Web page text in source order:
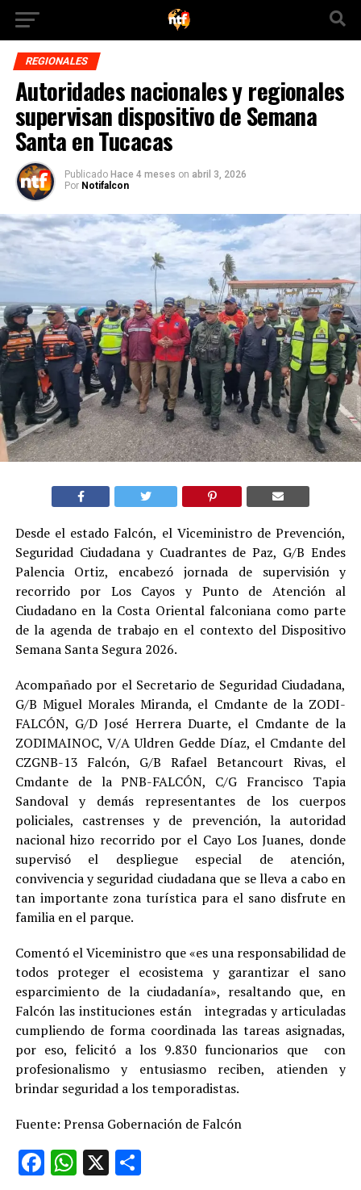
REGIONALES
Autoridades nacionales y regionales
supervisan dispositivo de Semana
Santa en Tucacas
Publicado Hace 4 meses on abril 3, 2026
Por Notifalcon
Desde el estado Falcón, el Viceministro de Prevención,
Seguridad Ciudadana y Cuadrantes de Paz, G/B Endes
Palencia Ortiz, encabezó jornada de supervisión y
recorrido por Los Cayos y Punto de Atención al
Ciudadano en la Costa Oriental falconiana como parte
de la agenda de trabajo en el contexto del Dispositivo
Semana Santa Segura 2026.
Acompañado por el Secretario de Seguridad Ciudadana,
G/B Miguel Morales Miranda, el Cmdante de la ZODI-
FALCÓN, G/D José Herrera Duarte, el Cmdante de la
ZODIMAINOC, V/A Uldren Gedde Díaz, el Cmdante del
CZGNB-13 Falcón, G/B Rafael Betancourt Rivas, el
Cmdante de la PNB-FALCÓN, C/G Francisco Tapia
Sandoval y demás representantes de los cuerpos
policiales, castrenses y de prevención, la autoridad
nacional hizo recorrido por el Cayo Los Juanes, donde
supervisó el despliegue especial de atención,
convivencia y seguridad ciudadana que se lleva a cabo en
tan importante zona turística para el sano disfrute en
familia en el parque.
Comentó el Viceministro que «es una responsabilidad de
todos proteger el ecosistema y garantizar el sano
esparcimiento de la ciudadanía», resaltando que, en
Falcón las instituciones están integradas y articuladas
cumpliendo de forma coordinada las tareas asignadas,
por eso, felicitó a los 9.830 funcionarios que con
profesionalismo y entusiasmo reciben, atienden y
brindar seguridad a los temporadistas.
Fuente: Prensa Gobernación de Falcón
Facebook
WhatsApp
X